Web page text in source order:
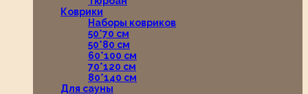
Коврики
Наборы ковриков
50*70 см
50*80 см
60*100 см
70*120 см
80*140 см
Для сауны